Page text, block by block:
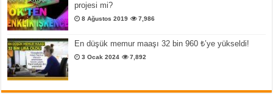
projesi mi?
8 Ağustos 2019 7,986
En düşük memur maaşı 32 bin 960 ₺’ye yükseldi!
3 Ocak 2024 7,892